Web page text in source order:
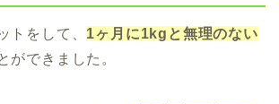
トをして、 1ヶ月に1kgと無理のない
ができました。